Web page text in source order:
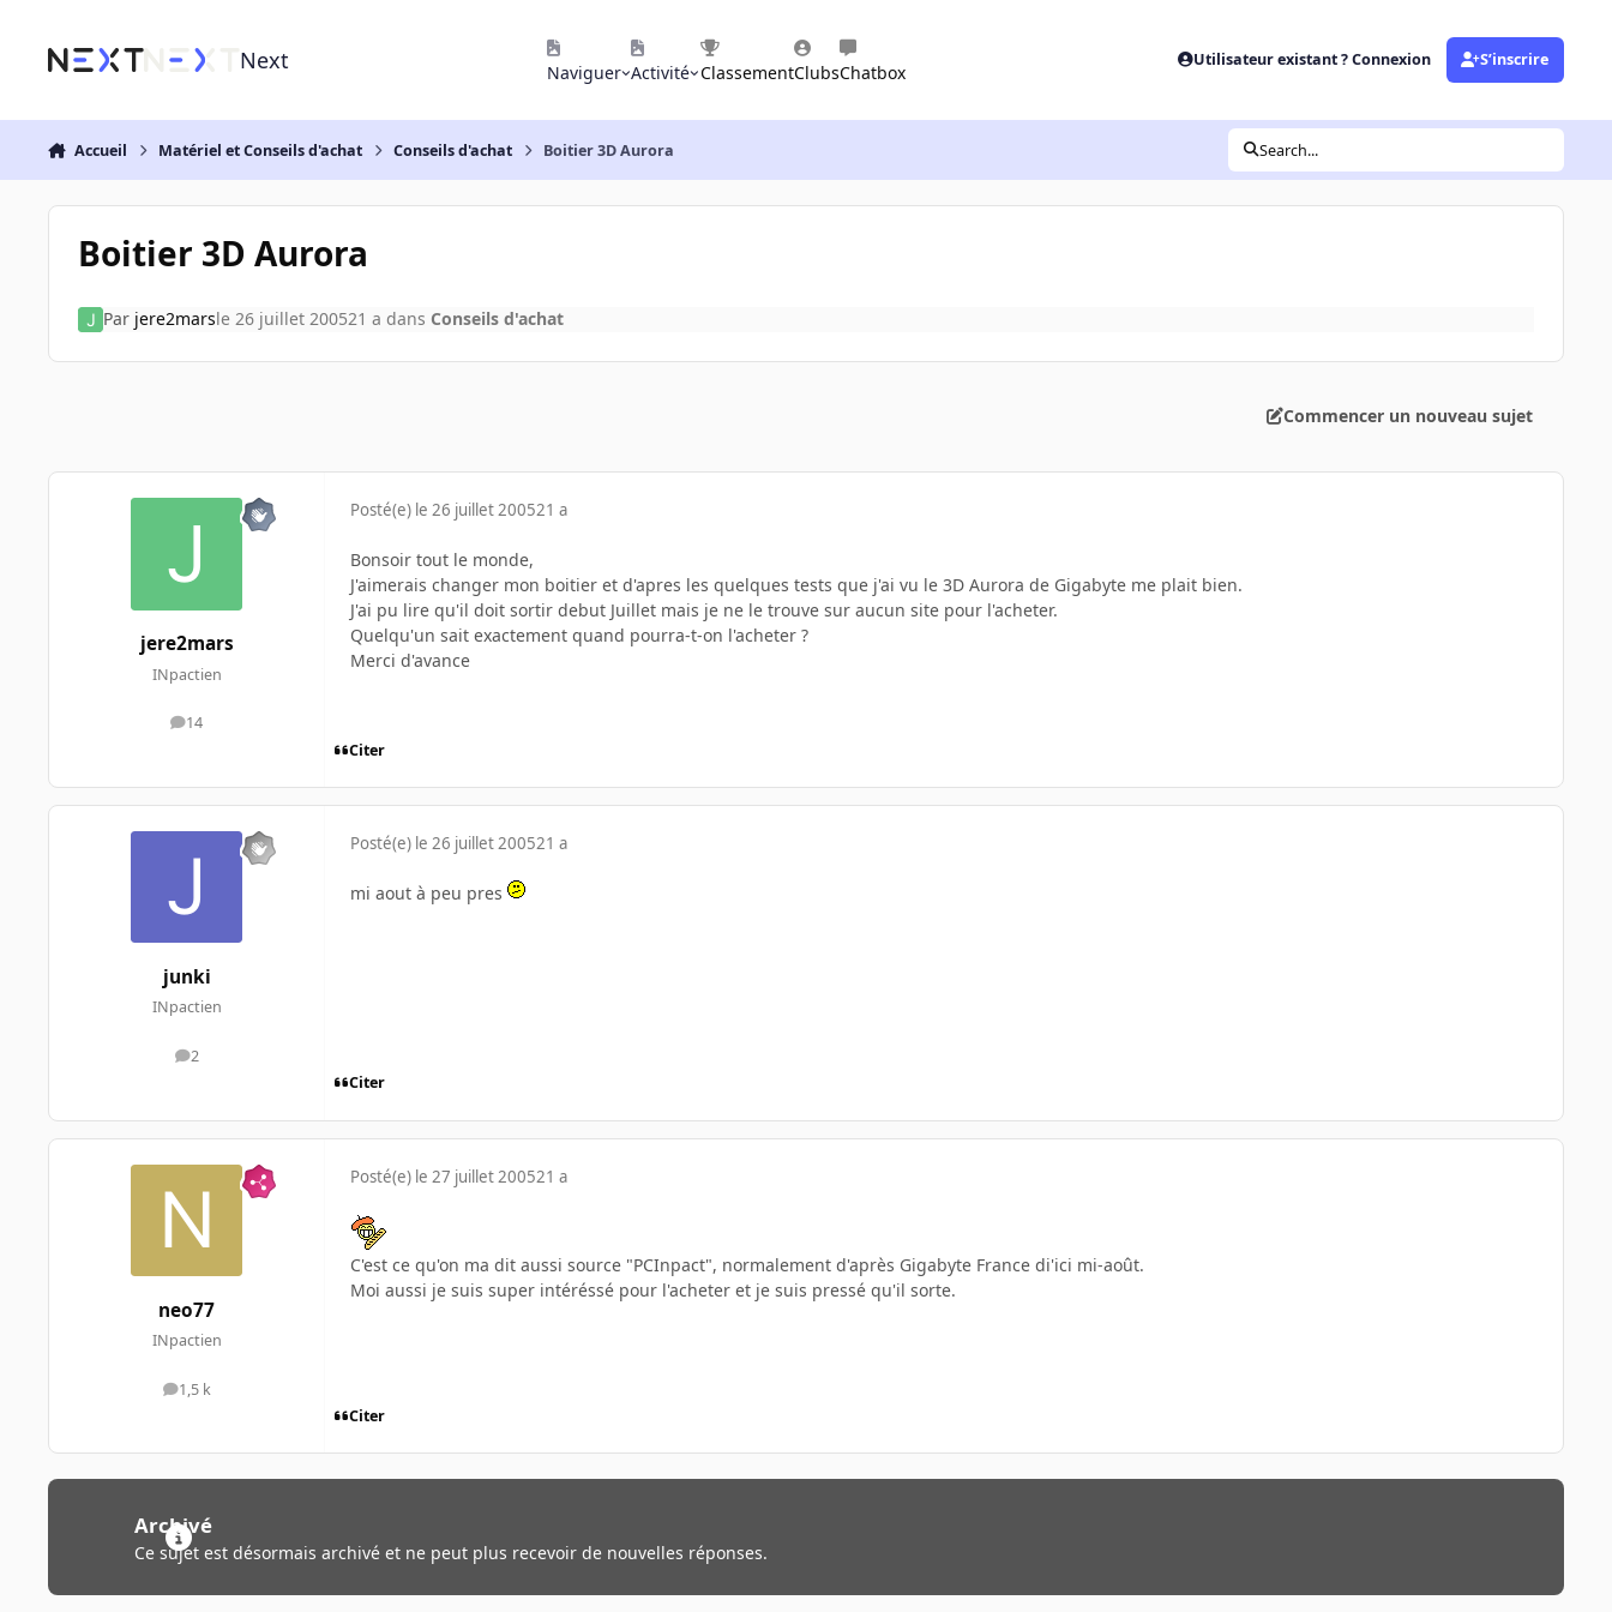
Next Naviguer Activité ClassementClubsChatbox
Utilisateur existant ? Connexion S’inscrire
Accueil Matériel et Conseils d'achat Conseils d'achat Boitier 3D Aurora Search...
Boitier 3D Aurora
Par jere2marsle 26 juillet 200521 a dans Conseils d'achat
Commencer un nouveau sujet
jere2mars
INpactien
14
messages
Posté(e) le 26 juillet 200521 a
Bonsoir tout le monde,
J'aimerais changer mon boitier et d'apres les quelques tests que j'ai vu le 3D Aurora de Gigabyte me plait bien.
J'ai pu lire qu'il doit sortir debut Juillet mais je ne le trouve sur aucun site pour l'acheter.
Quelqu'un sait exactement quand pourra-t-on l'acheter ?
Merci d'avance
Citer
junki
INpactien
2
messages
Posté(e) le 26 juillet 200521 a
mi aout à peu pres
Citer
neo77
INpactien
1,5 k
messages
Posté(e) le 27 juillet 200521 a
C'est ce qu'on ma dit aussi source "PCInpact", normalement d'après Gigabyte France di'ici mi-août.
Moi aussi je suis super intéréssé pour l'acheter et je suis pressé qu'il sorte.
Citer
Archivé
Ce sujet est désormais archivé et ne peut plus recevoir de nouvelles réponses.